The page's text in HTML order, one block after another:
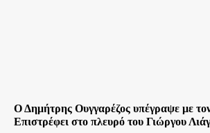
Ο Δημήτρης Ουγγαρέζος υπέγραψε με
Επιστρέφει στο πλευρό του Γιώργου